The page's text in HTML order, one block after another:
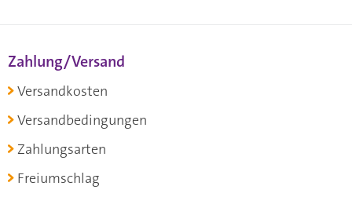
Zahlung/Versand
Versandkosten
Versandbedingungen
Zahlungsarten
Freiumschlag